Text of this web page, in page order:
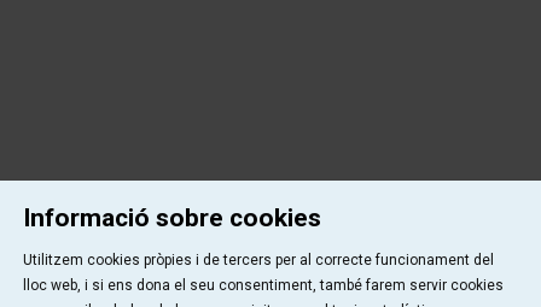
Informació sobre cookies
Utilitzem cookies pròpies i de tercers per al correcte funcionament del
lloc web, i si ens dona el seu consentiment, també farem servir cookies